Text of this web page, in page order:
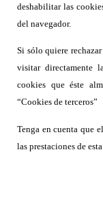
deshabilitar las
del navegador.
Si sólo quiere
visitar directamente
cookies que éste
“Cookies de terceros”
Tenga en cuenta que
las prestaciones de esta